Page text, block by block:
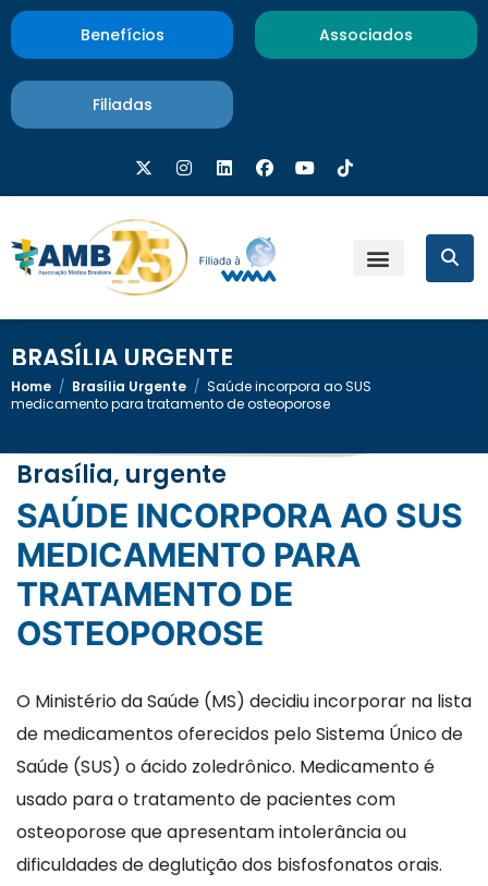
Benefícios Associados
Filiadas
BRASÍLIA URGENTE
Home / Brasília Urgente / Saúde incorpora ao SUS
medicamento para tratamento de osteoporose
Brasília, urgente
SAÚDE INCORPORA AO SUS
MEDICAMENTO PARA
TRATAMENTO DE
OSTEOPOROSE
O Ministério da Saúde (MS) decidiu incorporar na lista
de medicamentos oferecidos pelo Sistema Único de
Saúde (SUS) o ácido zoledrônico. Medicamento é
usado para o tratamento de pacientes com
osteoporose que apresentam intolerância ou
dificuldades de deglutição dos bisfosfonatos orais.